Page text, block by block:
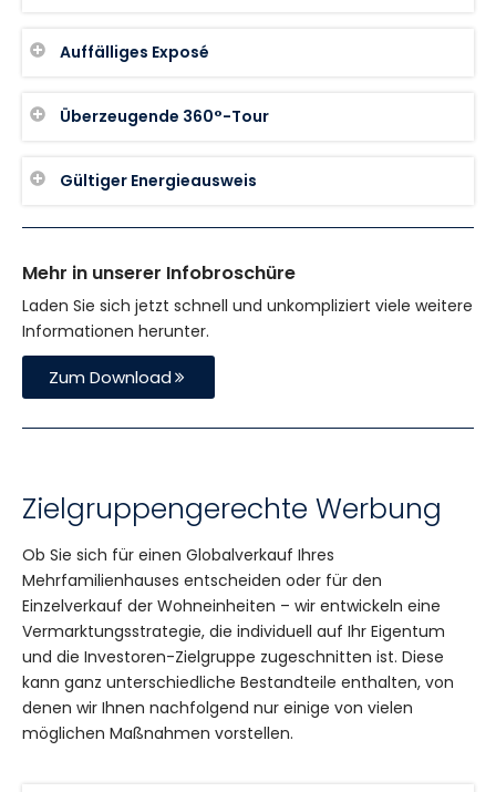
Auffälliges Exposé
Überzeugende 360°-Tour
Gültiger Energieausweis
Mehr in unserer Infobroschüre
Laden Sie sich jetzt schnell und unkompliziert viele weitere
Informationen herunter.
Zum Download
Zielgruppengerechte Werbung
Ob Sie sich für einen Globalverkauf Ihres
Mehrfamilienhauses entscheiden oder für den
Einzelverkauf der Wohneinheiten – wir entwickeln eine
Vermarktungsstrategie, die individuell auf Ihr Eigentum
und die Investoren-Zielgruppe zugeschnitten ist. Diese
kann ganz unterschiedliche Bestandteile enthalten, von
denen wir Ihnen nachfolgend nur einige von vielen
möglichen Maßnahmen vorstellen.